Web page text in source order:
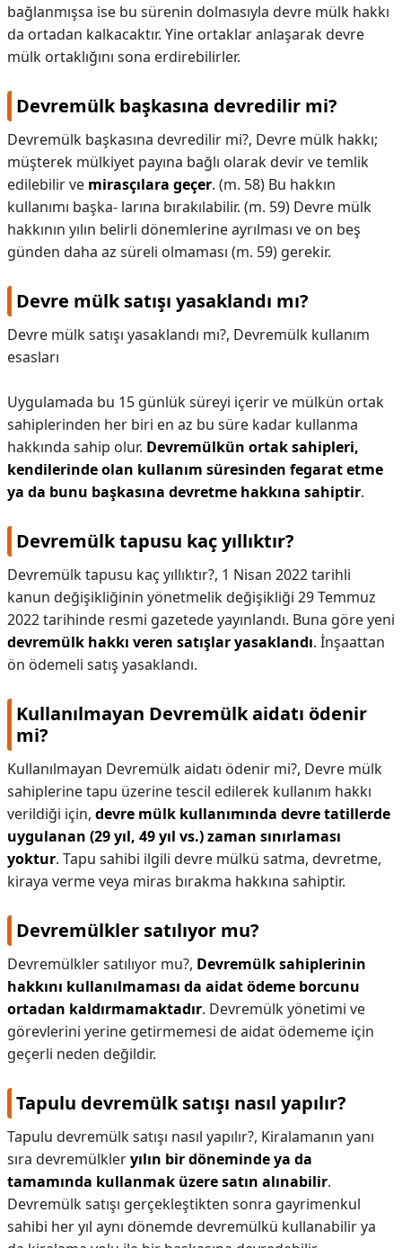
bağlanmışsa ise bu sürenin dolmasıyla devre mülk hakkı
da ortadan kalkacaktır. Yine ortaklar anlaşarak devre
mülk ortaklığını sona erdirebilirler.
Devremülk başkasına devredilir mi?
Devremülk başkasına devredilir mi?, Devre mülk hakkı;
müşterek mülkiyet payına bağlı olarak devir ve temlik
edilebilir ve mirasçılara geçer. (m. 58) Bu hakkın
kullanımı başka- larına bırakılabilir. (m. 59) Devre mülk
hakkının yılın belirli dönemlerine ayrılması ve on beş
günden daha az süreli olmaması (m. 59) gerekir.
Devre mülk satışı yasaklandı mı?
Devre mülk satışı yasaklandı mı?, Devremülk kullanım
esasları
Uygulamada bu 15 günlük süreyi içerir ve mülkün ortak
sahiplerinden her biri en az bu süre kadar kullanma
hakkında sahip olur. Devremülkün ortak sahipleri,
kendilerinde olan kullanım süresinden fegarat etme
ya da bunu başkasına devretme hakkına sahiptir.
Devremülk tapusu kaç yıllıktır?
Devremülk tapusu kaç yıllıktır?, 1 Nisan 2022 tarihli
kanun değişikliğinin yönetmelik değişikliği 29 Temmuz
2022 tarihinde resmi gazetede yayınlandı. Buna göre yeni
devremülk hakkı veren satışlar yasaklandı. İnşaattan
ön ödemeli satış yasaklandı.
Kullanılmayan Devremülk aidatı ödenir
mi?
Kullanılmayan Devremülk aidatı ödenir mi?, Devre mülk
sahiplerine tapu üzerine tescil edilerek kullanım hakkı
verildiği için, devre mülk kullanımında devre tatillerde
uygulanan (29 yıl, 49 yıl vs.)zaman sınırlaması
yoktur. Tapu sahibi ilgili devre mülkü satma, devretme,
kiraya verme veya miras bırakma hakkına sahiptir.
Devremülkler satılıyor mu?
Devremülkler satılıyor mu?, Devremülk sahiplerinin
hakkını kullanılmaması da aidat ödeme borcunu
ortadan kaldırmamaktadır. Devremülk yönetimi ve
görevlerini yerine getirmemesi de aidat ödememe için
geçerli neden değildir.
Tapulu devremülk satışı nasıl yapılır?
Tapulu devremülk satışı nasıl yapılır?, Kiralamanın yanı
sıra devremülkleryılın bir döneminde ya da
tamamında kullanmak üzere satın alınabilir.
Devremülk satışı gerçekleştikten sonra gayrimenkul
sahibi her yıl aynı dönemde devremülkü kullanabilir ya